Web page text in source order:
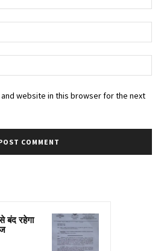
and website in this browser for the next
बंद रहेगा